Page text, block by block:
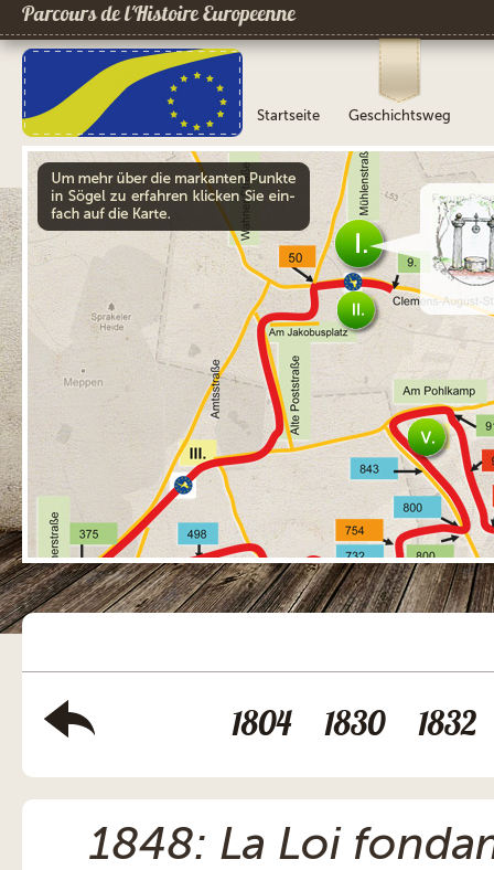
Parcours de l´Histoire Europeenne
Startseite Geschichtsweg
1804 1830 1832
1848: La Loi